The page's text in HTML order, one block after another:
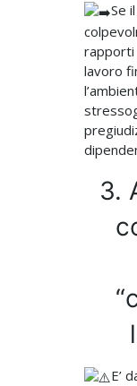
Se
rapporti
lavoro
3.
E’